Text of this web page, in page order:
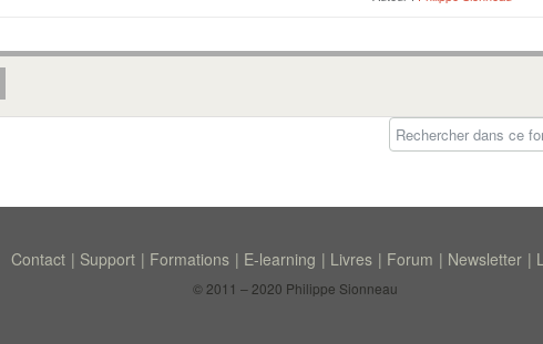
Contact Support Formations E-learning Livres Forum Newsletter
© 2011 – 2020 Philippe Sionneau